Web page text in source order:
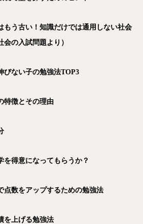
もう古い！知識だけでは通用しない社会
の入試問題より）
びない子の勉強法TOP3
特徴とその理由
を得意になってもらうか？
点数をアップするための勉強法
を上げる勉強法